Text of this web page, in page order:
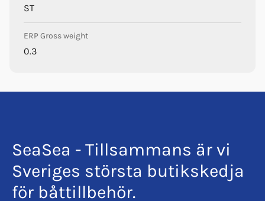
ST
ERP Gross weight
0.3
SeaSea - Tillsammans är vi
Sveriges största butikskedja
för båttillbehör.